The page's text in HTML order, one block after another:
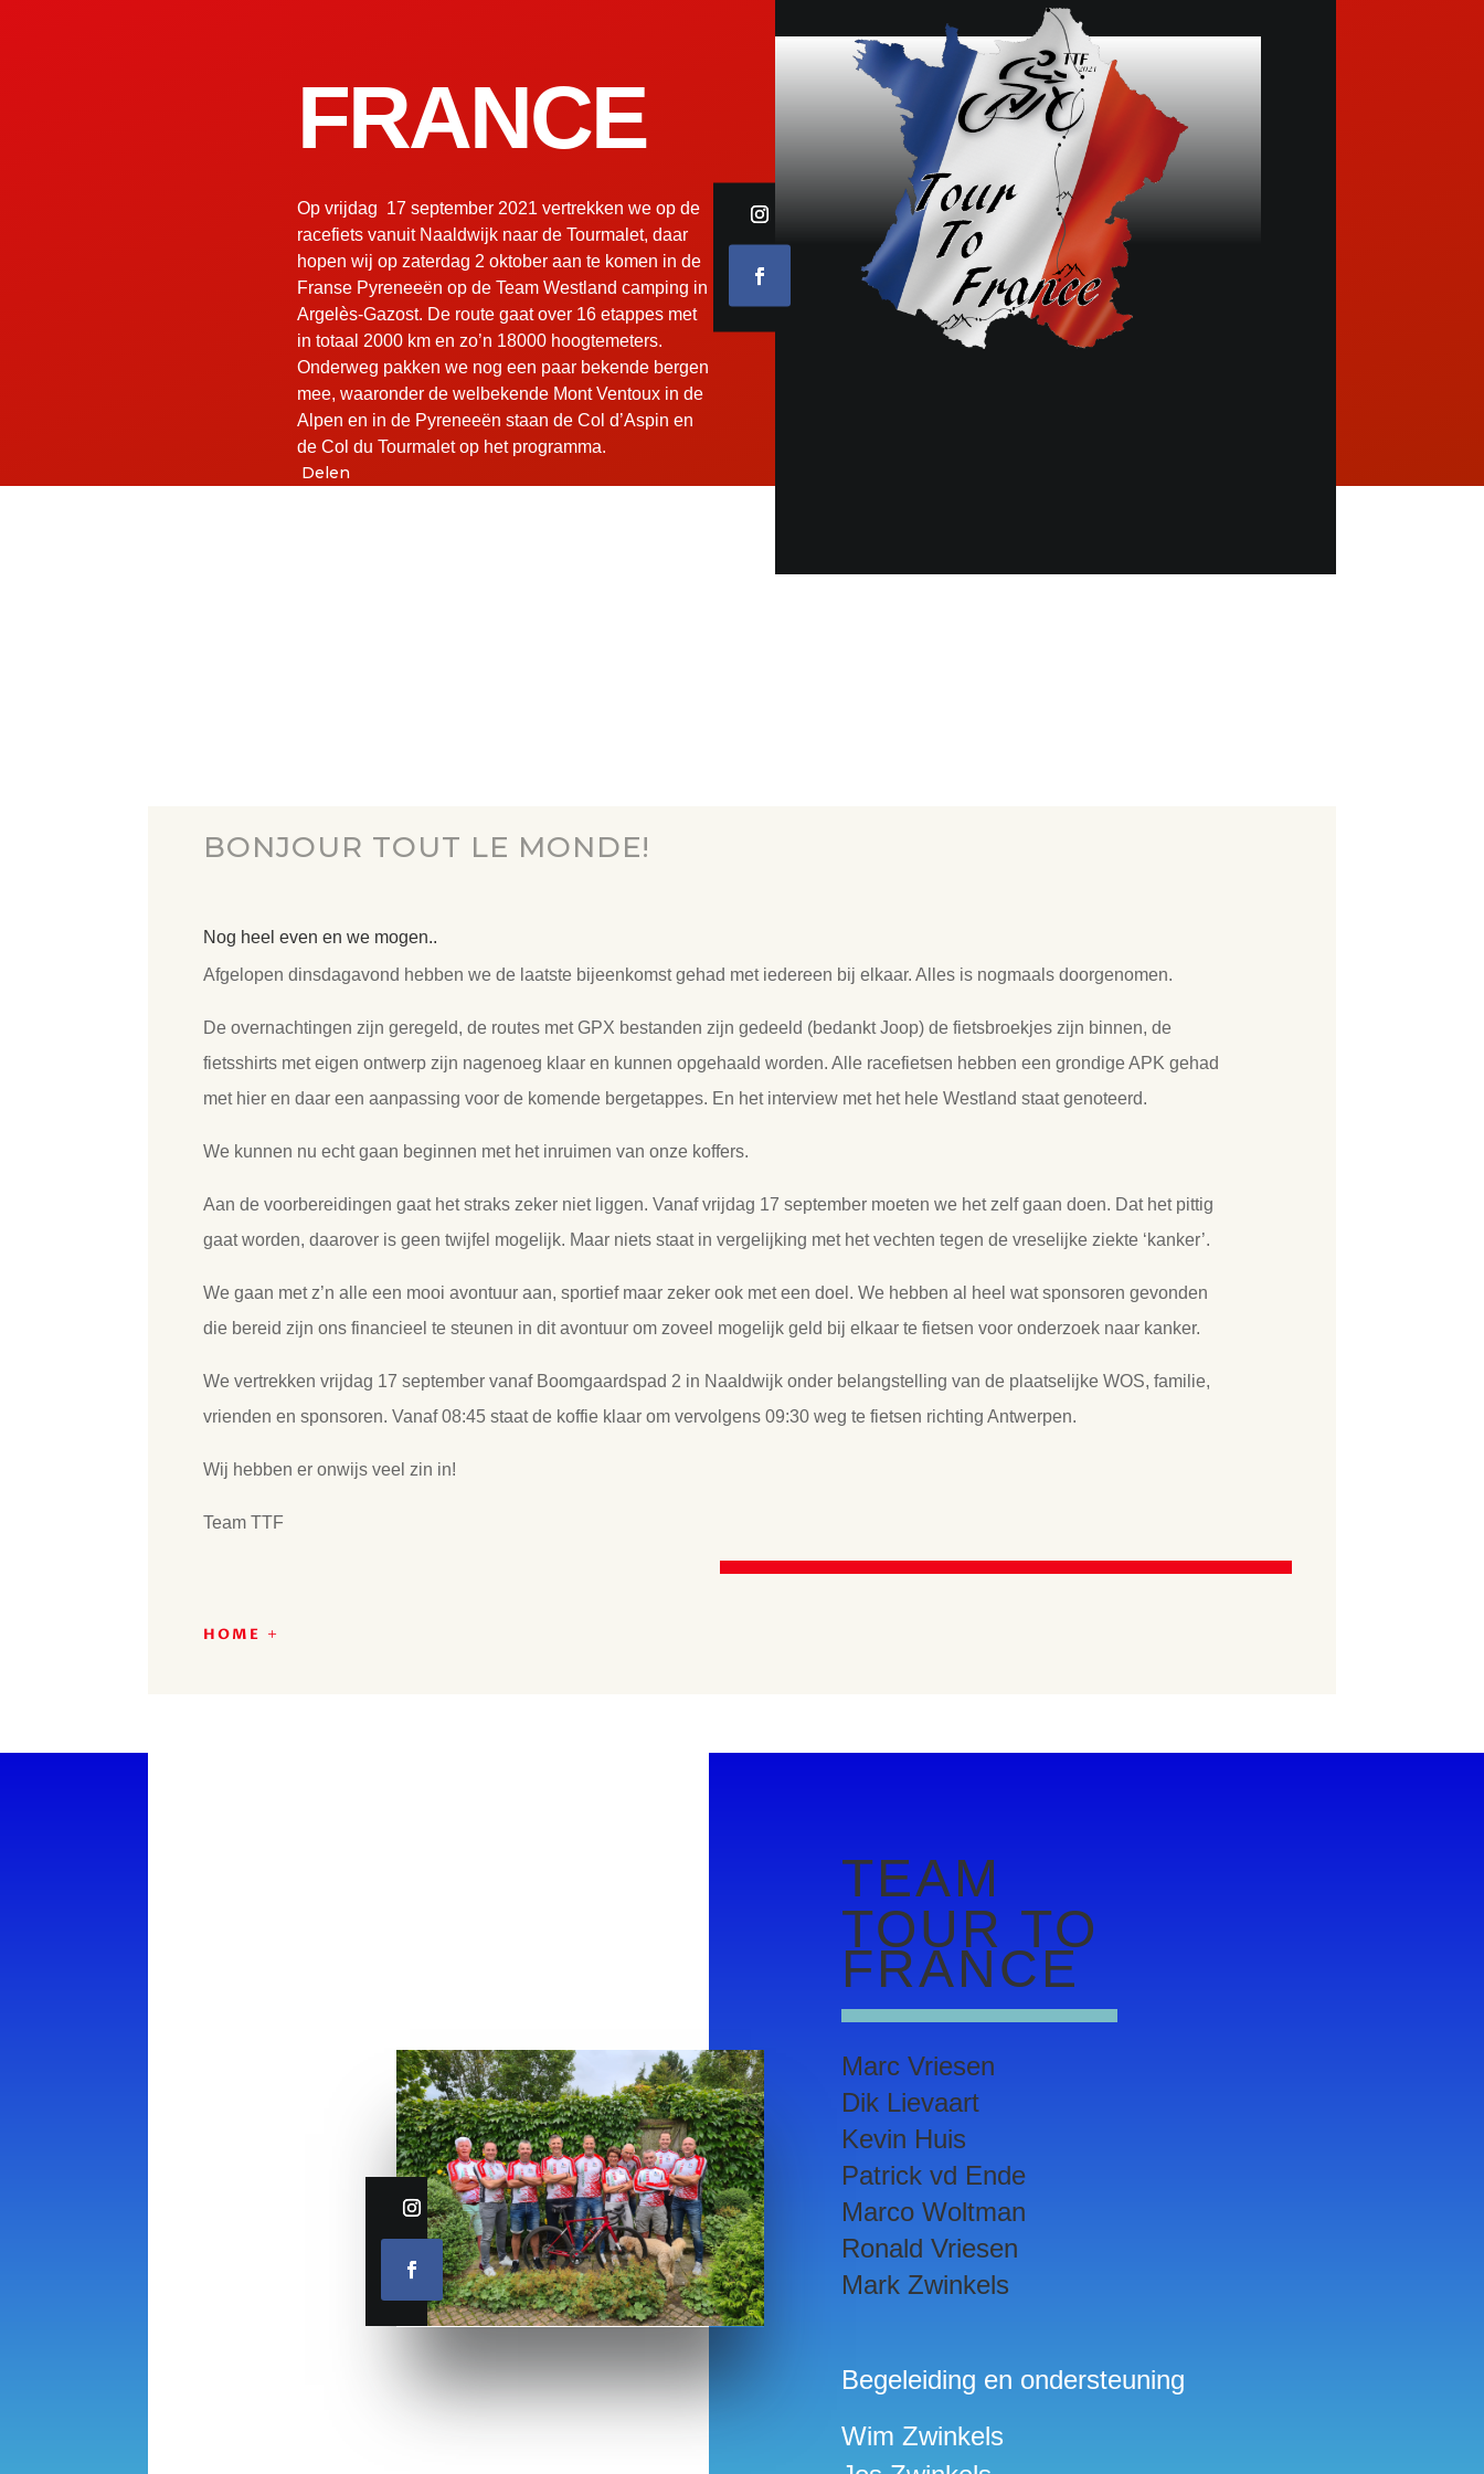
FRANCE
Op vrijdag 17 september 2021 vertrekken we op de
racefiets vanuit Naaldwijk naar de Tourmalet, daar
hopen wij op zaterdag 2 oktober aan te komen in de
Franse Pyreneeën op de Team Westland camping in
Argelès-Gazost. De route gaat over 16 etappes met
in totaal 2000 km en zo’n 18000 hoogtemeters.
Onderweg pakken we nog een paar bekende bergen
mee, waaronder de welbekende Mont Ventoux in de
Alpen en in de Pyreneeën staan de Col d’Aspin en
de Col du Tourmalet op het programma.
Delen
BONJOUR TOUT LE MONDE!
Nog heel even en we mogen..
Afgelopen dinsdagavond hebben we de laatste bijeenkomst gehad met iedereen bij elkaar. Alles is nogmaals doorgenomen.
De overnachtingen zijn geregeld, de routes met GPX bestanden zijn gedeeld (bedankt Joop) de fietsbroekjes zijn binnen, de
fietsshirts met eigen ontwerp zijn nagenoeg klaar en kunnen opgehaald worden. Alle racefietsen hebben een grondige APK gehad
met hier en daar een aanpassing voor de komende bergetappes. En het interview met het hele Westland staat genoteerd.
We kunnen nu echt gaan beginnen met het inruimen van onze koffers.
Aan de voorbereidingen gaat het straks zeker niet liggen. Vanaf vrijdag 17 september moeten we het zelf gaan doen. Dat het pittig
gaat worden, daarover is geen twijfel mogelijk. Maar niets staat in vergelijking met het vechten tegen de vreselijke ziekte ‘kanker’.
We gaan met z’n alle een mooi avontuur aan, sportief maar zeker ook met een doel. We hebben al heel wat sponsoren gevonden
die bereid zijn ons financieel te steunen in dit avontuur om zoveel mogelijk geld bij elkaar te fietsen voor onderzoek naar kanker.
We vertrekken vrijdag 17 september vanaf Boomgaardspad 2 in Naaldwijk onder belangstelling van de plaatselijke WOS, familie,
vrienden en sponsoren. Vanaf 08:45 staat de koffie klaar om vervolgens 09:30 weg te fietsen richting Antwerpen.
Wij hebben er onwijs veel zin in!
Team TTF
HOME
TEAM
TOUR TO
FRANCE
Marc Vriesen
Dik Lievaart
Kevin Huis
Patrick vd Ende
Marco Woltman
Ronald Vriesen
Mark Zwinkels
Begeleiding en ondersteuning
Wim Zwinkels